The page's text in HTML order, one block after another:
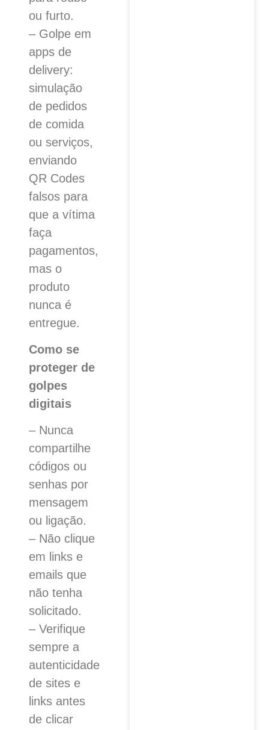
ou furto.
– Golpe em
apps de
delivery:
simulação
de pedidos
de comida
ou serviços,
enviando
QR Codes
falsos para
que a vítima
faça
pagamentos,
mas o
produto
nunca é
entregue.
Como se
proteger de
golpes
digitais
– Nunca
compartilhe
códigos ou
senhas por
mensagem
ou ligação.
– Não clique
em links e
emails que
não tenha
solicitado.
– Verifique
sempre a
autenticidade
de sites e
links antes
de clicar